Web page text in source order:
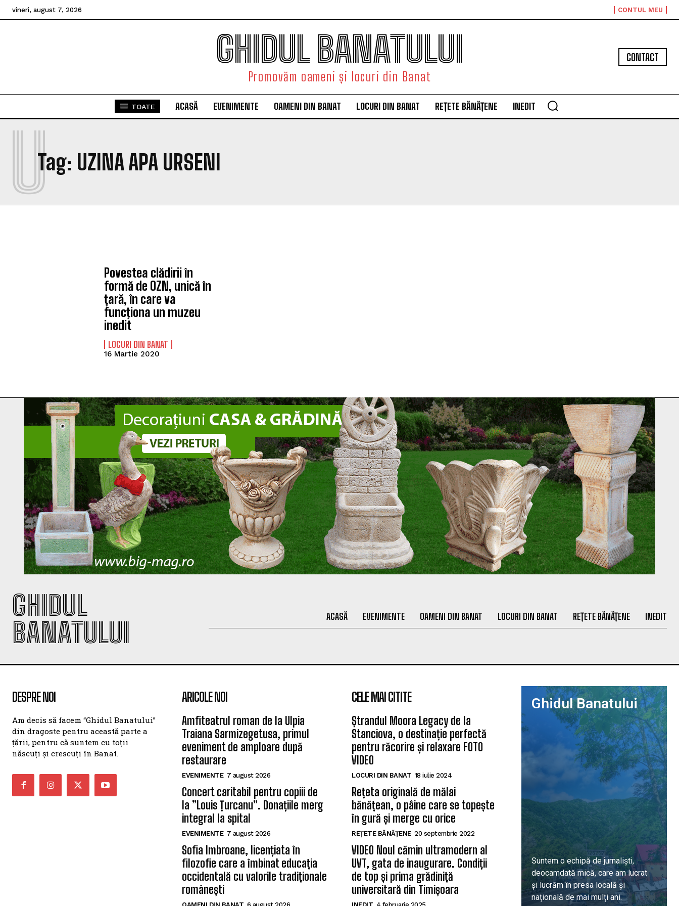
vineri, august 7, 2026 CONTUL MEU
GHIDUL BANATULUI
Promovăm oameni și locuri din Banat
CONTACT
TOATE ACASĂ EVENIMENTE OAMENI DIN BANAT LOCURI DIN BANAT REȚETE BĂNĂȚENE INEDIT
Tag: UZINA APA URSENI
U
Povestea clădirii în
formă de OZN, unică în
țară, în care va
funcţiona un muzeu
inedit
LOCURI DIN BANAT
16 Martie 2020
GHIDUL
BANATULUI
ACASĂ EVENIMENTE OAMENI DIN BANAT LOCURI DIN BANAT REȚETE BĂNĂȚENE INEDIT
DESPRE NOI
Am decis să facem “Ghidul Banatului”
din dragoste pentru această parte a
țării, pentru că suntem cu toții
născuți și crescuți în Banat.
ARICOLE NOI
Amfiteatrul roman de la Ulpia
Traiana Sarmizegetusa, primul
eveniment de amploare după
restaurare
EVENIMENTE 7 august 2026
Concert caritabil pentru copiii de
la ”Louis Țurcanu”. Donațiile merg
integral la spital
EVENIMENTE 7 august 2026
Sofia Imbroane, licențiata în
filozofie care a îmbinat educația
occidentală cu valorile tradiționale
românești
CELE MAI CITITE
Ștrandul Moora Legacy de la
Stanciova, o destinație perfectă
pentru răcorire și relaxare FOTO
VIDEO
LOCURI DIN BANAT 18 iulie 2024
Rețeta originală de mălai
bănățean, o pâine care se topește
în gură și merge cu orice
REȚETE BĂNĂȚENE 20 septembrie 2022
VIDEO Noul cămin ultramodern al
UVT, gata de inaugurare. Condiții
de top și prima grădiniță
universitară din Timișoara
Ghidul Banatului
Suntem o echipă de jurnaliști,
deocamdată mică, care am lucrat
și lucrăm în presa locală și
națională de mai mulți ani.